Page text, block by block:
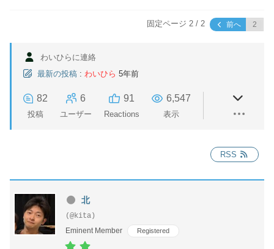
固定ページ 2 / 2 前へ
わいひらに連絡
最新の投稿 : わいひら 5年前
82
投稿
6
ユーザー
91
Reactions
6,547
表示
RSS
北
(@kita)
Eminent Member
Registered